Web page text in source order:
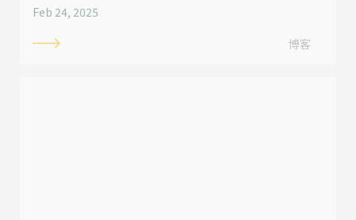
Feb 24, 2025
博客